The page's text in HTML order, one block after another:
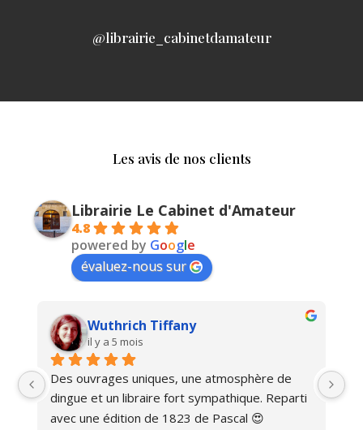
@librairie_cabinetdamateur
Les avis de nos clients
Librairie Le Cabinet d'Amateur
4.8
powered by Google
évaluez-nous sur
Wuthrich Tiffany
il y a 5 mois
Des ouvrages uniques, une atmosphère de
dingue et un libraire fort sympathique. Reparti
avec une édition de 1823 de Pascal 😍